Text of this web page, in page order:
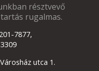
résztvevő
rugalmas.
7877,
utca 1.